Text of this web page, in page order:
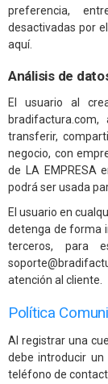
preferencia,
desactivadas por
aquí.
Análisis de
El usuario al
bradifactura.com,
transferir,
negocio, con
de LA EMPRESA
podrá ser usada
El usuario en
detenga de forma
terceros, para
atención al cliente.
Política
Al registrar una
debe introducir
teléfono de